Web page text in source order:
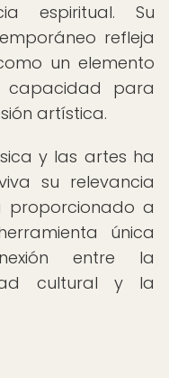
espiritual. Su
refleja
un elemento
capacidad para
artística.
y las artes ha
su relevancia
proporcionado a
única
entre la
cultural y la